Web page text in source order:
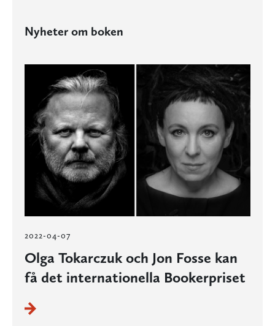
Nyheter om boken
2022-04-07
Olga Tokarczuk och Jon Fosse kan
få det internationella Bookerpriset